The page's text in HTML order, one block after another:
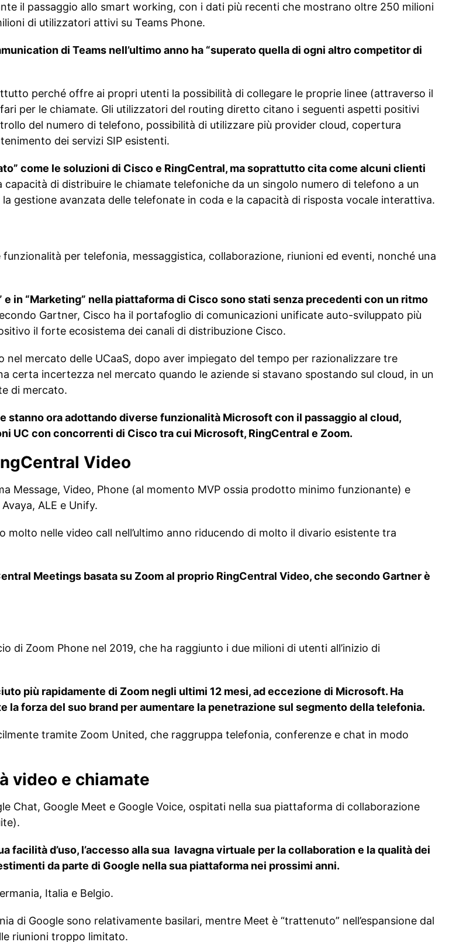
il passaggio allo smart working, con i dati più recenti che mostrano oltre 250 milioni
di utilizzatori attivi su Teams Phone.
di Teams nell’ultimo anno ha “superato quella di ogni altro competitor di
perché offre ai propri utenti la possibilità di collegare le proprie linee (attraverso il
per le chiamate. Gli utilizzatori del routing diretto citano i seguenti aspetti positivi
del numero di telefono, possibilità di utilizzare più provider cloud, copertura
dei servizi SIP esistenti.
come le soluzioni di Cisco e RingCentral, ma soprattutto cita come alcuni clienti
capacità di distribuire le chiamate telefoniche da un singolo numero di telefono a un
gestione avanzata delle telefonate in coda e la capacità di risposta vocale interattiva.
per telefonia, messaggistica, collaborazione, riunioni ed eventi, nonché una
in “Marketing” nella piattaforma di Cisco sono stati senza precedenti con un ritmo
Gartner, Cisco ha il portafoglio di comunicazioni unificate auto-sviluppato più
il forte ecosistema dei canali di distribuzione Cisco.
mercato delle UCaaS, dopo aver impiegato del tempo per razionalizzare tre
certa incertezza nel mercato quando le aziende si stavano spostando sul cloud, in un
di mercato.
ora adottando diverse funzionalità Microsoft con il passaggio al cloud,
UC con concorrenti di Cisco tra cui Microsoft, RingCentral e Zoom.
Video
Message, Video, Phone (al momento MVP ossia prodotto minimo funzionante) e
ALE e Unify.
nelle video call nell’ultimo anno riducendo di molto il divario esistente tra
Meetings basata su Zoom al proprio RingCentral Video, che secondo Gartner è
di Zoom Phone nel 2019, che ha raggiunto i due milioni di utenti all’inizio di
più rapidamente di Zoom negli ultimi 12 mesi, ad eccezione di Microsoft. Ha
forza del suo brand per aumentare la penetrazione sul segmento della telefonia.
tramite Zoom United, che raggruppa telefonia, conferenze e chat in modo
video e chiamate
Chat, Google Meet e Google Voice, ospitati nella sua piattaforma di collaborazione
facilità d’uso, l’accesso alla sua lavagna virtuale per la collaboration e la qualità dei
da parte di Google nella sua piattaforma nei prossimi anni.
Italia e Belgio.
di Google sono relativamente basilari, mentre Meet è “trattenuto” nell’espansione dal
riunioni troppo limitato.